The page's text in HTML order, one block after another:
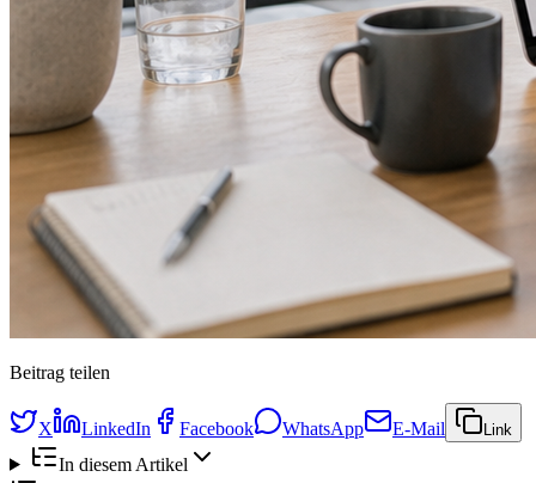
Beitrag teilen
X LinkedIn Facebook WhatsApp E-Mail Link
In diesem Artikel